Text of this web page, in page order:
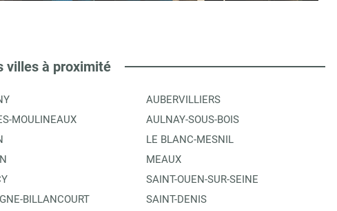
villes à proximité
MOULINEAUX
BILLANCOURT
AUBERVILLIERS
AULNAY-SOUS-BOIS
LE BLANC-MESNIL
MEAUX
SAINT-OUEN-SUR-SEINE
SAINT-DENIS